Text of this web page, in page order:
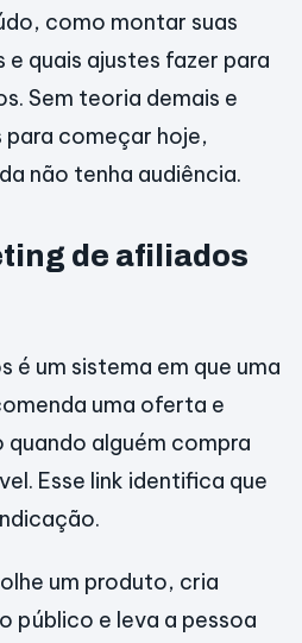
como montar suas
e quais ajustes fazer para
Sem teoria demais e
começar hoje,
não tenha audiência.
de afiliados
é um sistema em que uma
uma oferta e
quando alguém compra
Esse link identifica que
um produto, cria
público e leva a pessoa